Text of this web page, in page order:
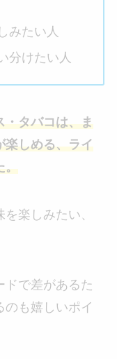
みたい人
分けたい人
・タバコは、ま
楽しめる、ライ
。
楽しみたい、
ドで差があるた
のも嬉しいポイ